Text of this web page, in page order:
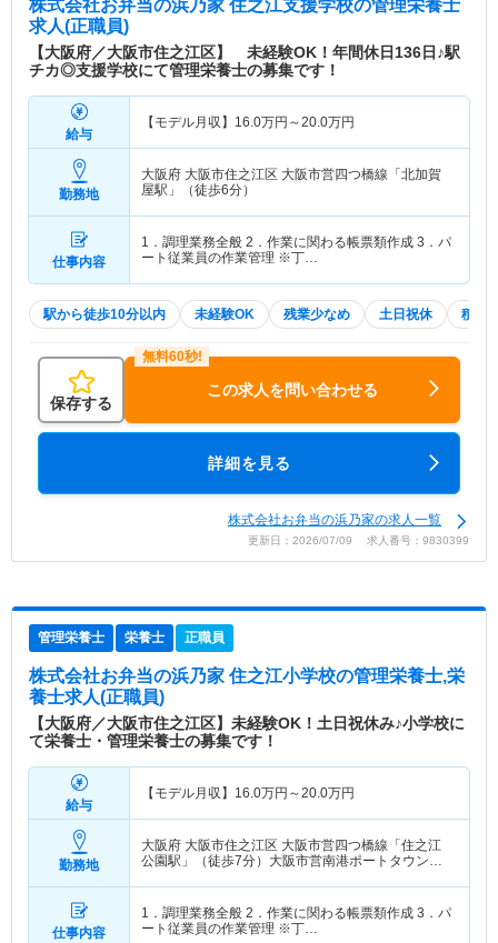
株式会社お弁当の浜乃家 住之江支援学校の管理栄養士
求人(正職員)
【大阪府／大阪市住之江区】 未経験OK！年間休日136日♪駅
チカ◎支援学校にて管理栄養士の募集です！
給与
【モデル月収】 16.0万円～20.0万円
勤務地
大阪府 大阪市住之江区 大阪市営四つ橋線「北加賀
屋駅」（徒歩6分）
仕事内容
1．調理業務全般 2．作業に関わる帳票類作成 3．パ
ート従業員の作業管理 ※丁…
駅から徒歩10分以内 未経験OK 残業少なめ 土日祝休 積極
保存する
この求人を問い合わせる
詳細を見る
株式会社お弁当の浜乃家の求人一覧
更新日：2026/07/09 求人番号：9830399
管理栄養士 栄養士 正職員
株式会社お弁当の浜乃家 住之江小学校の管理栄養士,栄
養士求人(正職員)
【大阪府／大阪市住之江区】未経験OK！土日祝休み♪小学校に
て栄養士・管理栄養士の募集です！
給与
【モデル月収】 16.0万円～20.0万円
勤務地
大阪府 大阪市住之江区 大阪市営四つ橋線「住之江
公園駅」（徒歩7分）大阪市営南港ポートタウン線
仕事内容
1．調理業務全般 2．作業に関わる帳票類作成 3．パ
ート従業員の作業管理 ※丁…